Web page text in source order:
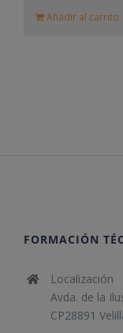
Añadir al carrito
FORMACIÓN
Localización
Avda. de la
CP28891